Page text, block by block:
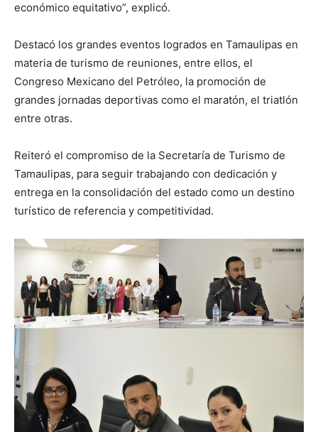
económico equitativo”, explicó.
Destacó los grandes eventos logrados en Tamaulipas en
materia de turismo de reuniones, entre ellos, el
Congreso Mexicano del Petróleo, la promoción de
grandes jornadas deportivas como el maratón, el triatlón
entre otras.
Reiteró el compromiso de la Secretaría de Turismo de
Tamaulipas, para seguir trabajando con dedicación y
entrega en la consolidación del estado como un destino
turístico de referencia y competitividad.